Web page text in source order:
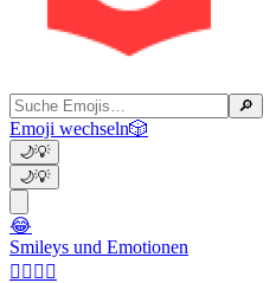
🔎
Emoji wechseln🎲
🌙💡
🌙💡
😂
Smileys und Emotionen
👩‍❤️‍💋‍👨